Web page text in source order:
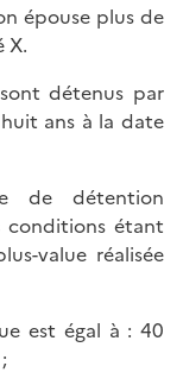
épouse plus de
X.
détenus par
ans à la date
de détention
conditions étant
value réalisée
est égal à : 40